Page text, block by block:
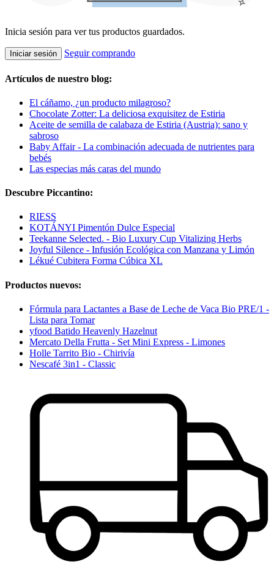
Inicia sesión para ver tus productos guardados.
Iniciar sesión Seguir comprando
Artículos de nuestro blog:
El cáñamo, ¿un producto milagroso?
Chocolate Zotter: La deliciosa exquisitez de Estiria
Aceite de semilla de calabaza de Estiria (Austria): sano y
sabroso
Baby Affair - La combinación adecuada de nutrientes para
bebés
Las especias más caras del mundo
Descubre Piccantino:
RIESS
KOTÁNYI Pimentón Dulce Especial
Teekanne Selected. - Bio Luxury Cup Vitalizing Herbs
Joyful Silence - Infusión Ecológica con Manzana y Limón
Lékué Cubitera Forma Cúbica XL
Productos nuevos:
Fórmula para Lactantes a Base de Leche de Vaca Bio PRE/1 -
Lista para Tomar
yfood Batido Heavenly Hazelnut
Mercato Della Frutta - Set Mini Express - Limones
Holle Tarrito Bio - Chirivía
Nescafé 3in1 - Classic